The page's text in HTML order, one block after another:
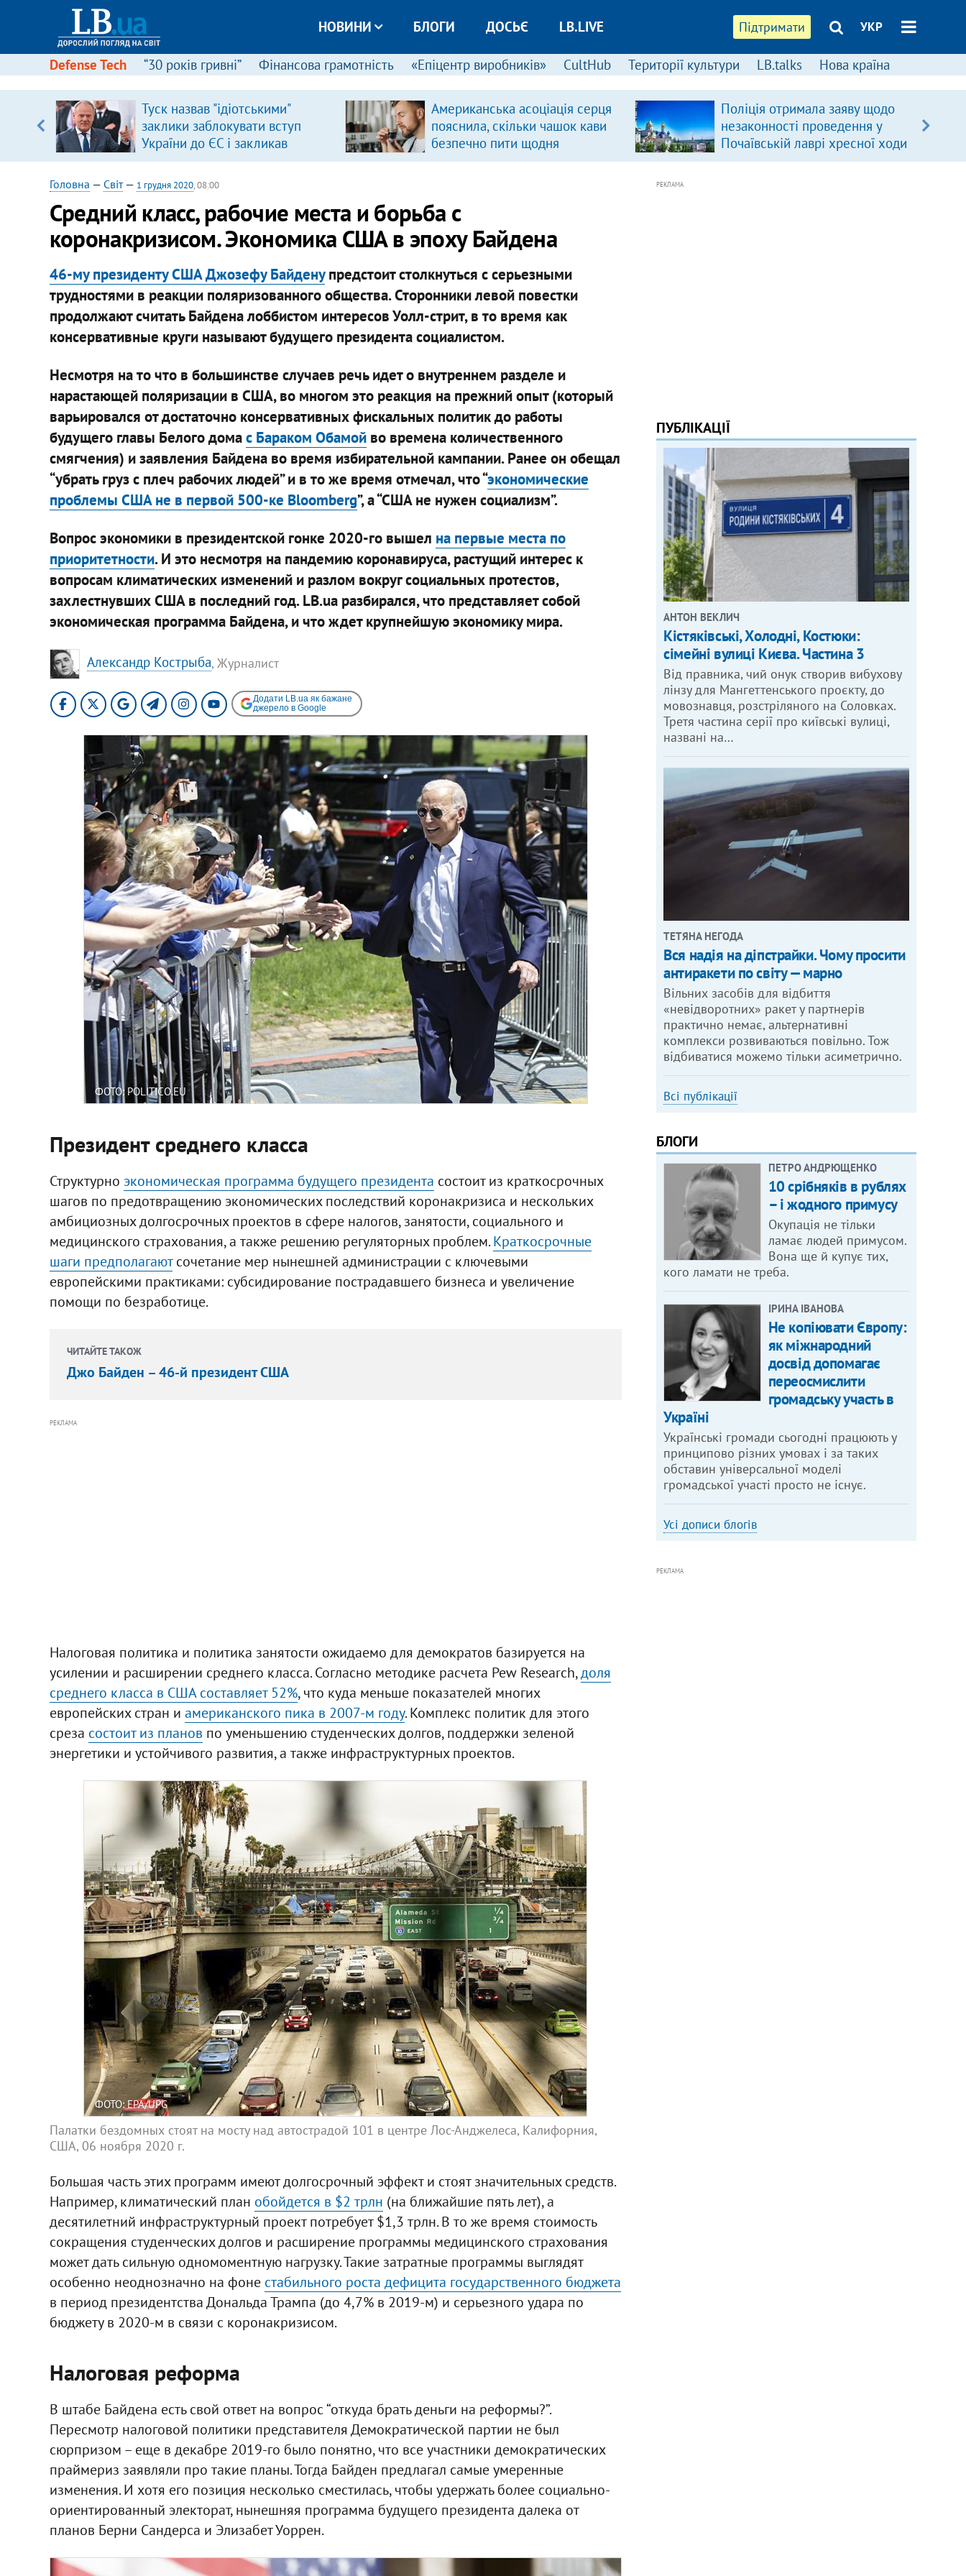
Підтримати УКР
НОВИНИ БЛОГИ ДОСЬЄ LB.LIVE
Defense Tech “30 років гривні” Фінансова грамотність «Епіцентр виробників» CultHub Території культури LB.talks Нова країна
Туск назвав "ідіотськими"
заклики заблокувати вступ
України до ЄС і закликав
припинити антиукраїнську
риторику
Американська асоціація серця
пояснила, скільки чашок кави
безпечно пити щодня
Поліція отримала заяву щодо
незаконності проведення у
Почаївській лаврі хресної ходи
Головна — Світ— 1 грудня 2020, 08:00
Средний класс, рабочие места и борьба с
коронакризисом. Экономика США в эпоху Байдена
46-му президенту США Джозефу Байденупредстоит столкнуться с серьезными
трудностями в реакции поляризованного общества. Сторонники левой повестки
продолжают считать Байдена лоббистом интересов Уолл-стрит, в то время как
консервативные круги называют будущего президента социалистом.
Несмотря на то что в большинстве случаев речь идет о внутреннем разделе и
нарастающей поляризации в США, во многом это реакция на прежний опыт (который
варьировался от достаточно консервативных фискальных политик до работы
будущего главы Белого домас Бараком Обамойво времена количественного
смягчения) и заявления Байдена во время избирательной кампании. Ранее он обещал
“убрать груз с плеч рабочих людей” и в то же время отмечал, что “экономические
проблемы США не в первой 500-ке Bloomberg”, а “США не нужен социализм”.
Вопрос экономики в президентской гонке 2020-го вышел на первые места по
приоритетности. И это несмотря на пандемию коронавируса, растущий интерес к
вопросам климатических изменений и разлом вокруг социальных протестов,
захлестнувших США в последний год. LB.ua разбирался, что представляет собой
экономическая программа Байдена, и что ждет крупнейшую экономику мира.
Александр Кострыба, Журналист
Додати LB.ua як бажане
джерело в Google
ФОТО: POLITICO.EU
Президент среднего класса
Структурно экономическая программа будущего президента состоит из краткосрочных
шагов по предотвращению экономических последствий коронакризиса и нескольких
амбициозных долгосрочных проектов в сфере налогов, занятости, социального и
медицинского страхования, а также решению регуляторных проблем.Краткосрочные
шаги предполагаютсочетание мер нынешней администрации с ключевыми
европейскими практиками: субсидирование пострадавшего бизнеса и увеличение
помощи по безработице.
ЧИТАЙТЕ ТАКОЖ
Джо Байден – 46-й президент США
РЕКЛАМА
Налоговая политика и политика занятости ожидаемо для демократов базируется на
усилении и расширении среднего класса. Согласно методике расчета Pew Research,доля
среднего класса в США составляет 52%, что куда меньше показателей многих
европейских стран и американского пика в 2007-м году. Комплекс политик для этого
среза состоит из планов по уменьшению студенческих долгов, поддержки зеленой
энергетики и устойчивого развития, а также инфраструктурных проектов.
ФОТО: EPA/UPG
Палатки бездомных стоят на мосту над автострадой 101 в центре Лос-Анджелеса, Калифорния,
США, 06 ноября 2020 г.
Большая часть этих программ имеют долгосрочный эффект и стоят значительных средств.
Например, климатический план обойдется в $2 трлн (на ближайшие пять лет), а
десятилетний инфраструктурный проект потребует $1,3 трлн. В то же время стоимость
сокращения студенческих долгов и расширение программы медицинского страхования
может дать сильную одномоментную нагрузку. Такие затратные программы выглядят
особенно неоднозначно на фоне стабильного роста дефицита государственного бюджета
в период президентства Дональда Трампа (до 4,7% в 2019-м) и серьезного удара по
бюджету в 2020-м в связи с коронакризисом.
Налоговая реформа
В штабе Байдена есть свой ответ на вопрос “откуда брать деньги на реформы?”.
Пересмотр налоговой политики представителя Демократической партии не был
сюрпризом – еще в декабре 2019-го было понятно, что все участники демократических
праймериз заявляли про такие планы. Тогда Байден предлагал самые умеренные
изменения. И хотя его позиция несколько сместилась, чтобы удержать более социально-
ориентированный электорат, нынешняя программа будущего президента далека от
планов Берни Сандерса и Элизабет Уоррен.
РЕКЛАМА
ПУБЛІКАЦІЇ
АНТОН ВЕКЛИЧ
Кістяківські, Холодні, Костюки:
сімейні вулиці Києва. Частина 3
Від правника, чий онук створив вибухову
лінзу для Мангеттенського проєкту, до
мовознавця, розстріляного на Соловках.
Третя частина серії про київські вулиці,
названі на…
ТЕТЯНА НЕГОДА
Вся надія на діпстрайки. Чому просити
антиракети по світу — марно
Вільних засобів для відбиття
«невідворотних» ракет у партнерів
практично немає, альтернативні
комплекси розвиваються повільно. Тож
відбиватися можемо тільки асиметрично.
Всі публікації
БЛОГИ
ПЕТРО АНДРЮЩЕНКО
10 срібняків в рублях
– і жодного примусу
Окупація не тільки
ламає людей примусом.
Вона ще й купує тих,
кого ламати не треба.
ІРИНА ІВАНОВА
Не копіювати Європу:
як міжнародний
досвід допомагає
переосмислити
громадську участь в
Україні
Українські громади сьогодні працюють у
принципово різних умовах і за таких
обставин універсальної моделі
громадської участі просто не існує.
Усі дописи блогів
РЕКЛАМА